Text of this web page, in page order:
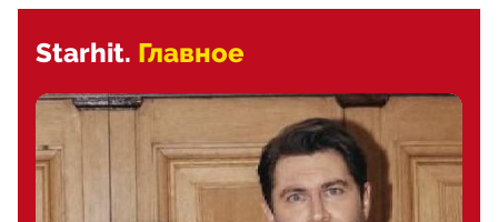
Starhit. Главное